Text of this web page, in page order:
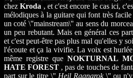
chezKroda , et c'est encore le cas ici,
mélodiques à la guitare qui font très facile
un coté \"mainstream\" au sens du
un peu rebutant. Mais en général ces
et c'est peut-être pas plus mal qu'elles y
l'écoute et ça la vivifie. La voix est
même registre queNOKTURNAL
HATE FOREST , pas de touches de
part sur le titre \" Heil Ragnarok\" ou n'y